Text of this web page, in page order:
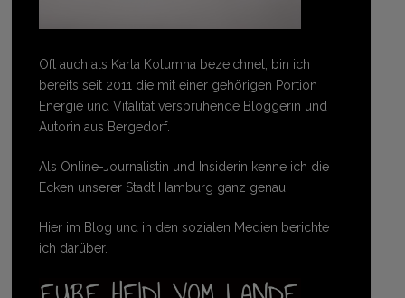
Oft auch als Karla Kolumna bezeichnet, bin ich
bereits seit 2011 die mit einer gehörigen Portion
Energie und Vitalität versprühende Bloggerin und
Autorin aus Bergedorf.
Als Online-Journalistin und Insiderin kenne ich die
Ecken unserer Stadt Hamburg ganz genau.
Hier im Blog und in den sozialen Medien berichte
ich darüber.